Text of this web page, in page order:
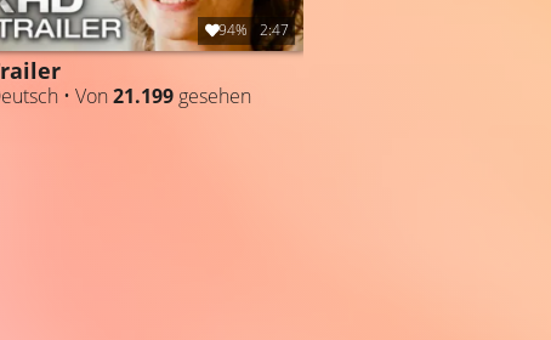
94% 2:47
• Von21.199 gesehen